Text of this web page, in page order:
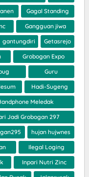
Gagal Standing
Gangguan jiwa
gantungdiri Getasrejo
Grobogan Expo
Guru
Hadi-Sugeng
Meledak
Jadi Grobogan 297
hujan hujwnes
Ilegal Loging
Inpari Nutri Zinc